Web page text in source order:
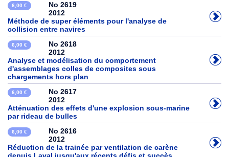
6,00 €
No 2619
2012
Méthode de super éléments pour l'analyse de
collision entre navires
6,00 €
No 2618
2012
Analyse et modélisation du comportement
d'assemblages colles de composites sous
chargements hors plan
6,00 €
No 2617
2012
Atténuation des effets d'une explosion sous-marine
par rideau de bulles
6,00 €
No 2616
2012
Réduction de la trainée par ventilation de carène